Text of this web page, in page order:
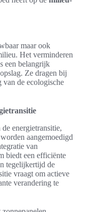
maar ook
Het verminderen
een belangrijk
Ze dragen bij
van de ecologische
energietransitie,
aangemoedigd
van
biedt een efficiënte
tegelijkertijd de
vraagt om actieve
verandering te